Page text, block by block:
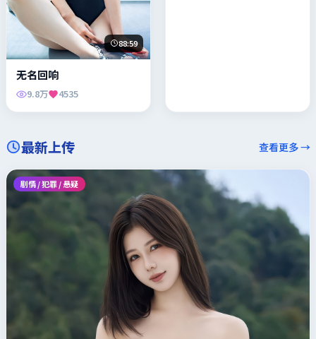
88:59
无名回响
9.8万 4535
最新上传 查看更多 →
剧情 / 犯罪 / 悬疑